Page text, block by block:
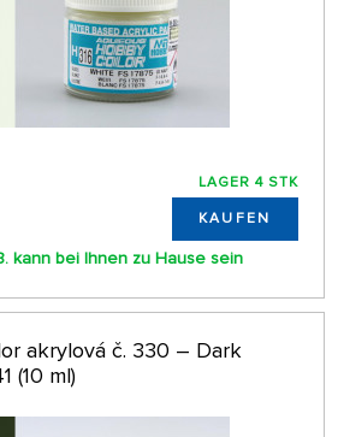
LAGER 4 STK
KAUFEN
kann bei Ihnen zu Hause sein
akrylová č. 330 – Dark
(10 ml)